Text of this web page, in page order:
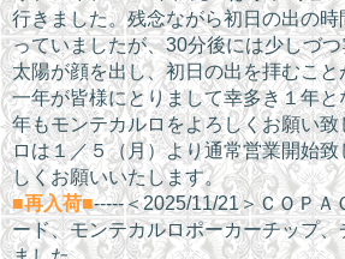
行きました。残念ながら初日の出の
っていましたが、30分後には少しづ
太陽が顔を出し、初日の出を拝むこ
一年が皆様にとりまして幸多き１年
年もモンテカルロをよろしくお願い
ロは１／５（月）より通常営業開始
しくお願いいたします。
■再入荷■-----＜2025/11/21＞ＣＯＰＡ
ード、モンテカルロポーカーチップ